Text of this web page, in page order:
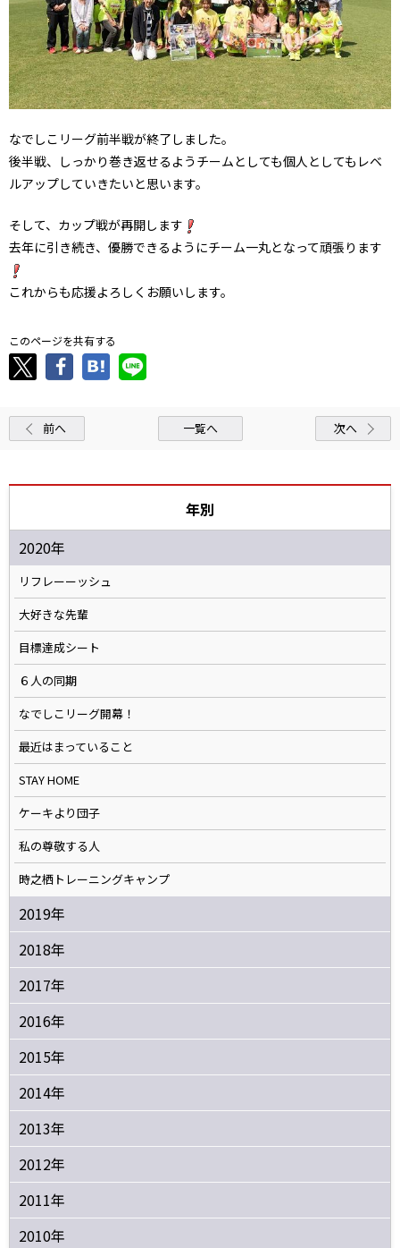
なでしこリーグ前半戦が終了しました。
後半戦、しっかり巻き返せるようチームとしても個人としてもレベ
ルアップしていきたいと思います。
そして、カップ戦が再開します
去年に引き続き、優勝できるようにチーム一丸となって頑張ります
これからも応援よろしくお願いします。
このページを共有する
前へ 一覧へ 次へ
年別
2020年
リフレーーッシュ
大好きな先輩
目標達成シート
６人の同期
なでしこリーグ開幕！
最近はまっていること
STAY HOME
ケーキより団子
私の尊敬する人
時之栖トレーニングキャンプ
2019年
2018年
2017年
2016年
2015年
2014年
2013年
2012年
2011年
2010年